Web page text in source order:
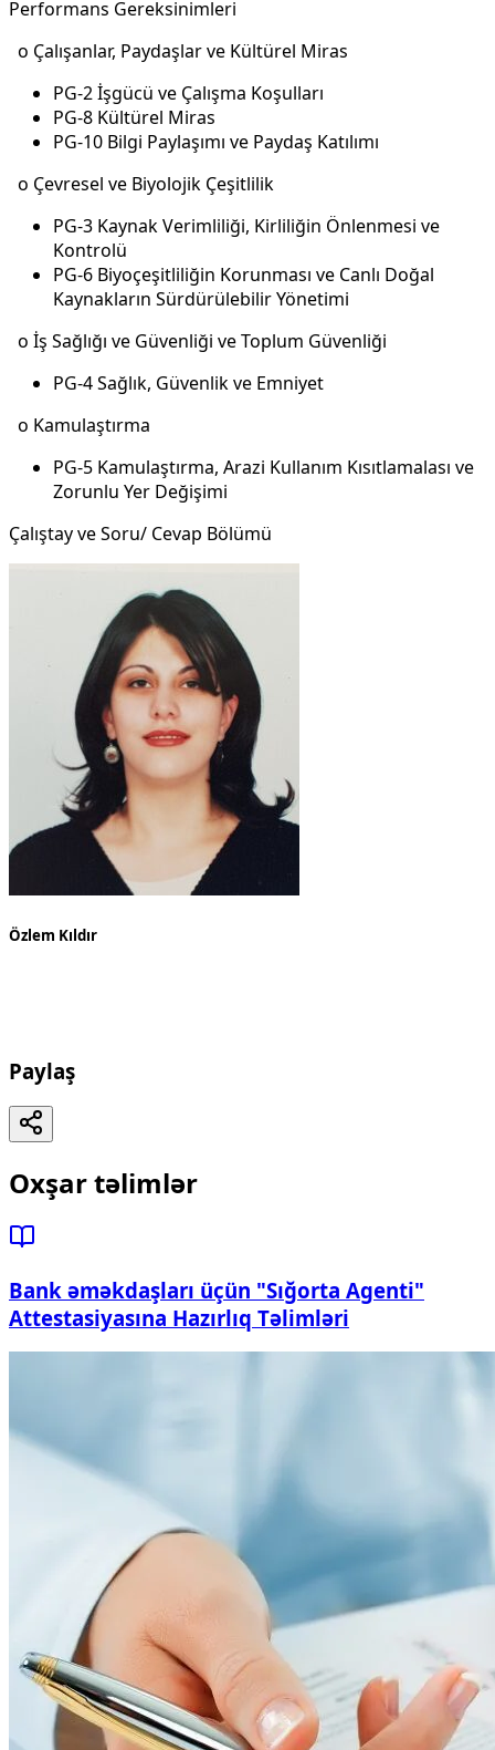
Performans Gereksinimleri
o Çalışanlar, Paydaşlar ve Kültürel Miras
PG-2 İşgücü ve Çalışma Koşulları
PG-8 Kültürel Miras
PG-10 Bilgi Paylaşımı ve Paydaş Katılımı
o Çevresel ve Biyolojik Çeşitlilik
PG-3 Kaynak Verimliliği, Kirliliğin Önlenmesi ve
Kontrolü
PG-6 Biyoçeşitliliğin Korunması ve Canlı Doğal
Kaynakların Sürdürülebilir Yönetimi
o İş Sağlığı ve Güvenliği ve Toplum Güvenliği
PG-4 Sağlık, Güvenlik ve Emniyet
o Kamulaştırma
PG-5 Kamulaştırma, Arazi Kullanım Kısıtlamalası ve
Zorunlu Yer Değişimi
Çalıştay ve Soru/ Cevap Bölümü
Özlem Kıldır
Paylaş
Oxşar təlimlər
Bank əməkdaşları üçün "Sığorta Agenti"
Attestasiyasına Hazırlıq Təlimləri